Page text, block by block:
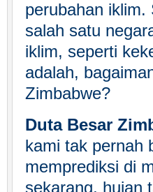
perubahan iklim.
salah satu
iklim, seperti
adalah,
Zimbabwe?
Duta Besar
kami tak pernah
memprediksi di
sekarang, hujan